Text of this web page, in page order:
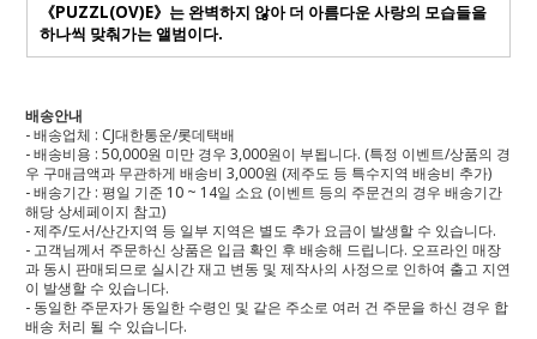
《PUZZL(OV)E》는 완벽하지 않아 더 아름다운 사랑의 모습들을
하나씩 맞춰가는 앨범이다.
배송안내
- 배송업체 : CJ대한통운/롯데택배
- 배송비용 : 50,000원 미만 경우 3,000원이 부됩니다. (특정 이벤트/상품의 경
우 구매금액과 무관하게 배송비 3,000원 (제주도 등 특수지역 배송비 추가)
- 배송기간 : 평일 기준 10 ~ 14일 소요 (이벤트 등의 주문건의 경우 배송기간
해당 상세페이지 참고)
- 제주/도서/산간지역 등 일부 지역은 별도 추가 요금이 발생할 수 있습니다.
- 고객님께서 주문하신 상품은 입금 확인 후 배송해 드립니다. 오프라인 매장
과 동시 판매되므로 실시간 재고 변동 및 제작사의 사정으로 인하여 출고 지연
이 발생할 수 있습니다.
- 동일한 주문자가 동일한 수령인 및 같은 주소로 여러 건 주문을 하신 경우 합
배송 처리 될 수 있습니다.